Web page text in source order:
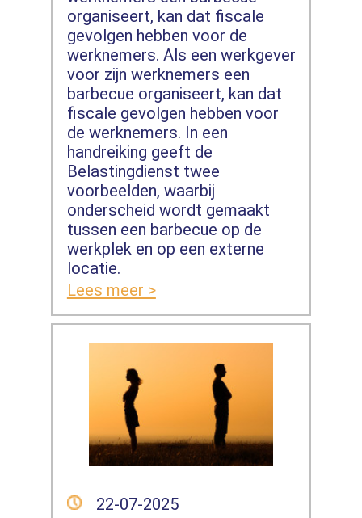
organiseert, kan dat fiscale
gevolgen hebben voor de
werknemers. Als een werkgever
voor zijn werknemers een
barbecue organiseert, kan dat
fiscale gevolgen hebben voor
de werknemers. In een
handreiking geeft de
Belastingdienst twee
voorbeelden, waarbij
onderscheid wordt gemaakt
tussen een barbecue op de
werkplek en op een externe
locatie.
Lees meer >
22-07-2025